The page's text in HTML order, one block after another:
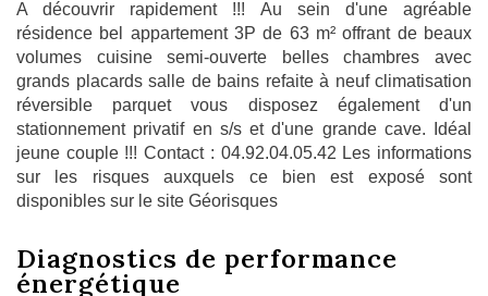
A découvrir rapidement !!! Au sein d'une agréable
résidence bel appartement 3P de 63 m² offrant de beaux
volumes cuisine semi-ouverte belles chambres avec
grands placards salle de bains refaite à neuf climatisation
réversible parquet vous disposez également d'un
stationnement privatif en s/s et d'une grande cave. Idéal
jeune couple !!! Contact : 04.92.04.05.42 Les informations
sur les risques auxquels ce bien est exposé sont
disponibles sur le site Géorisques
diagnostics de performance
énergétique